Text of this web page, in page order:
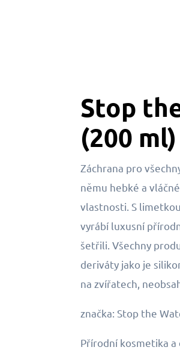
Stop
(200 ml)
Záchrana pro
němu hebké a
vlastnosti. S
vyrábí luxusní
šetřili. Všechny
deriváty jako je
na zvířatech,
značka: Stop the
Přírodní kosmetika a